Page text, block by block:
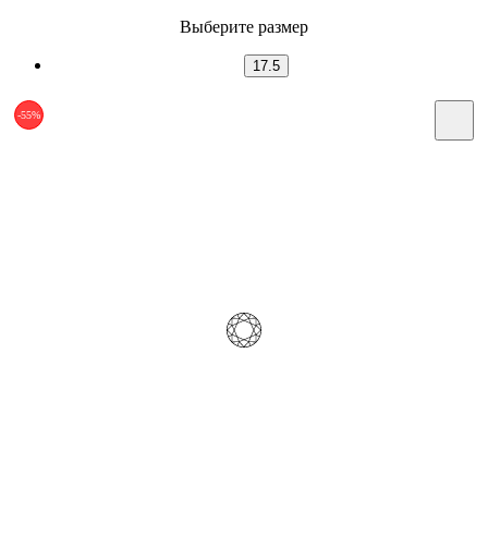
Выберите размер
17.5
-55%